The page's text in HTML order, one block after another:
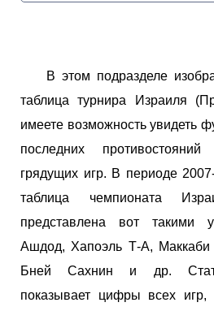
В этом подразделе
таблица турнира Израиля
имеете возможность увидеть
последних
грядущих игр. В периоде
таблица чемпионата
представлена вот такими
Ашдод, Хапоэль Т-А,
Бней Сахнин и др.
показывает цифры всех игр,